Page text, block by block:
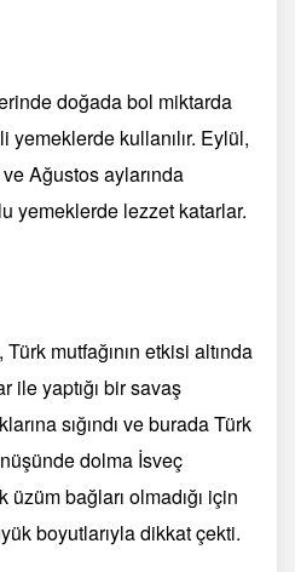
doğada bol miktarda
kullanılır. Eylül,
Ağustos aylarında
yemeklerde lezzet katarlar.
mutfağının etkisi altında
ile yaptığı bir savaş
sığındı ve burada Türk
dolma İsveç
bağları olmadığı için
boyutlarıyla dikkat çekti.